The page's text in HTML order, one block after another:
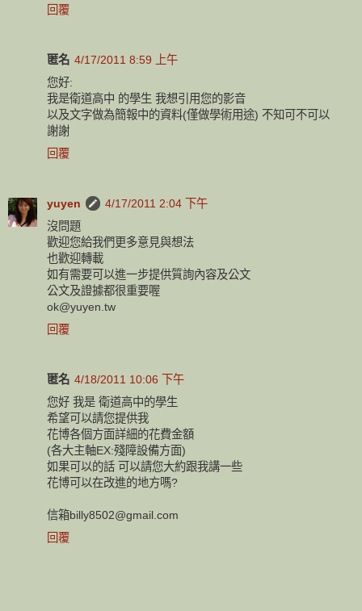
回覆
匿名 4/17/2011 8:59 上午
您好:
我是衛道高中 的學生 我想引用您的影音
以及文字做為簡報中的資料(僅做學術用途) 不知可不可以
謝謝
回覆
yuyen
4/17/2011 2:04 下午
沒問題
歡迎您給我們更多意見與想法
也歡迎轉載
如有需要可以進一步提供質詢內容及公文
公文及證據都很重要喔
ok@yuyen.tw
回覆
匿名 4/18/2011 10:06 下午
您好 我是 衛道高中的學生
希望可以請您提供我
花博各個方面詳細的花費金額
(各大主軸EX:殘障設備方面)
如果可以的話 可以請您大約跟我講一些
花博可以在改進的地方嗎?
信箱billy8502@gmail.com
回覆